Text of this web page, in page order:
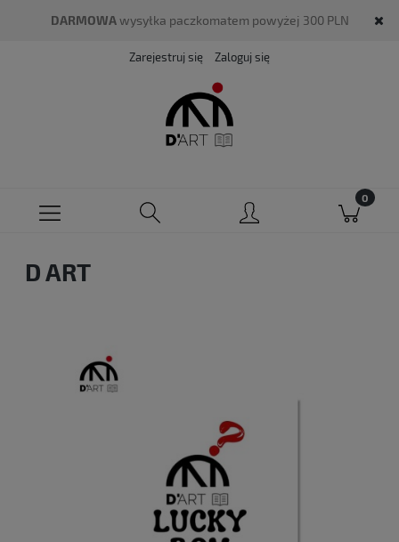
DARMOWAwysyłka paczkomatem powyżej 300 PLN
Zarejestruj się Zaloguj się
D ART